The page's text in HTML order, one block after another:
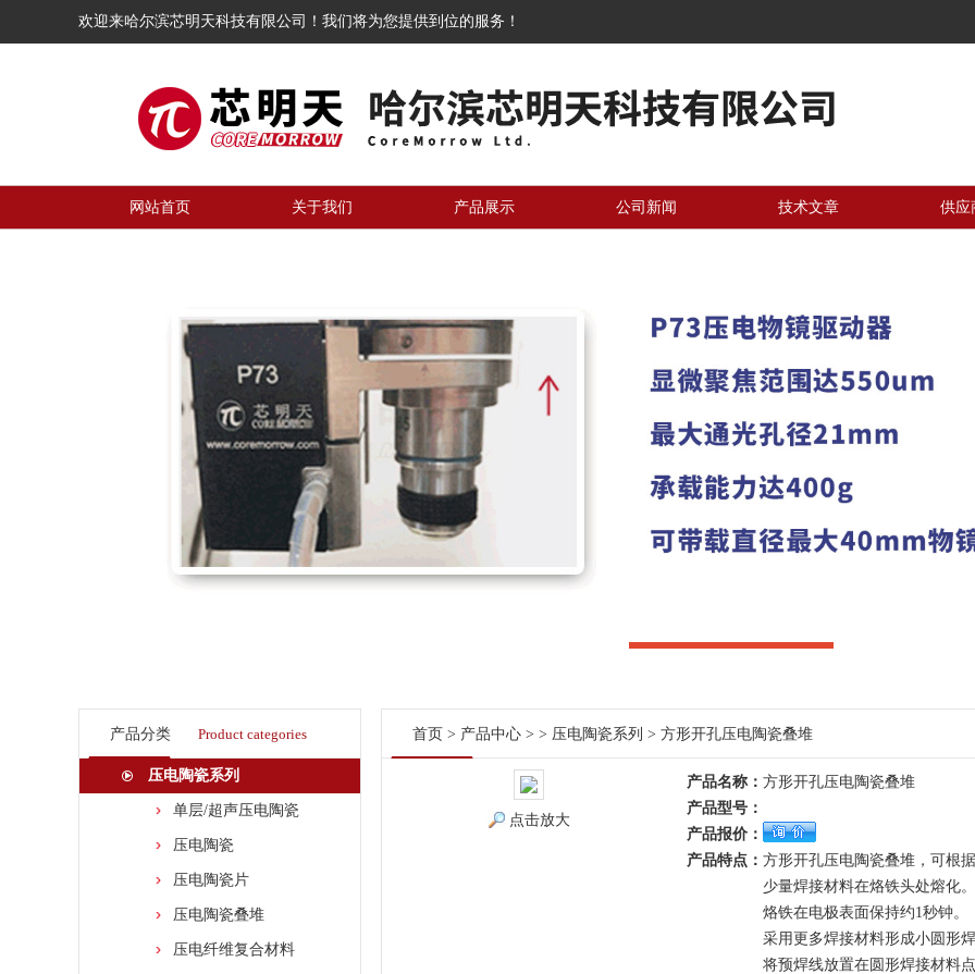
欢迎来哈尔滨芯明天科技有限公司！我们将为您提供到位的服务！
网站首页 关于我们 产品展示 公司新闻 技术文章 供应
产品分类 Product categories
压电陶瓷系列
单层/超声压电陶瓷
压电陶瓷
压电陶瓷片
压电陶瓷叠堆
压电纤维复合材料
首页 > 产品中心 > > 压电陶瓷系列 > 方形开孔压电陶瓷叠堆
点击放大
产品名称： 方形开孔压电陶瓷叠堆
产品型号：
产品报价：
产品特点： 方形开孔压电陶瓷叠堆，可根
少量焊接材料在烙铁头处熔化。
烙铁在电极表面保持约1秒钟。
采用更多焊接材料形成小圆形
将预焊线放置在圆形焊接材料